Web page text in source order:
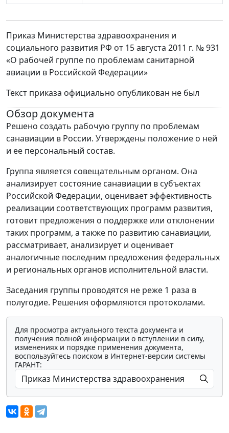
Приказ Министерства здравоохранения и
социального развития РФ от 15 августа 2011 г. № 931
«О рабочей группе по проблемам санитарной
авиации в Российской Федерации»
Текст приказа официально опубликован не был
Обзор документа
Решено создать рабочую группу по проблемам
санавиации в России. Утверждены положение о ней
и ее персональный состав.
Группа является совещательным органом. Она
анализирует состояние санавиации в субъектах
Российской Федерации, оценивает эффективность
реализации соответствующих программ развития,
готовит предложения о поддержке или отклонении
таких программ, а также по развитию санавиации,
рассматривает, анализирует и оценивает
аналогичные последним предложения федеральных
и региональных органов исполнительной власти.
Заседания группы проводятся не реже 1 раза в
полугодие. Решения оформляются протоколами.
Для просмотра актуального текста документа и
получения полной информации о вступлении в силу,
изменениях и порядке применения документа,
воспользуйтесь поиском в Интернет-версии системы
ГАРАНТ: